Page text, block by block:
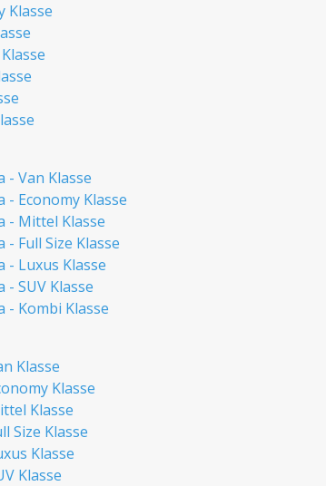
Klasse
Van Klasse
Economy Klasse
- Mittel Klasse
Full Size Klasse
Luxus Klasse
SUV Klasse
Kombi Klasse
Klasse
Klasse
Klasse
Size Klasse
Klasse
Klasse